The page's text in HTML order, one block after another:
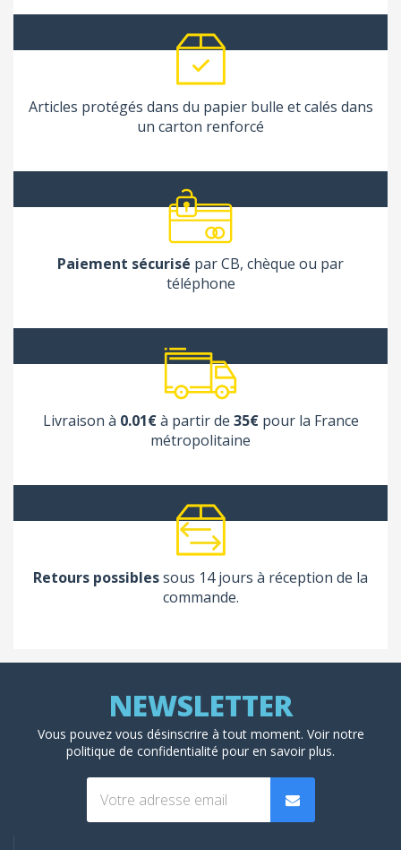
Articles protégés dans du papier bulle et calés dans
un carton renforcé
Paiement sécurisé par CB, chèque ou par
téléphone
Livraison à 0.01€à partir de 35€pour la France
métropolitaine
Retours possiblessous 14 jours à réception de la
commande.
Vous pouvez vous désinscrire à tout moment. Voir notre
politique de confidentialité pour en savoir plus.